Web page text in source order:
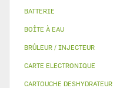
BATTERIE
BOÎTE À EAU
BRÛLEUR / INJECTEUR
CARTE ELECTRONIQUE
CARTOUCHE DESHYDRATEUR